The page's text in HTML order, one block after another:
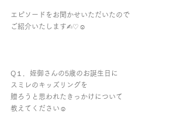
エピソードをお聞かせいただいたので
ご紹介いたします✍︎♡︎☺︎︎
Q１．姪御さんの5歳のお誕生日に
スミレのキッズリングを
贈ろうと思われたきっかけについて
教えてください☺︎︎